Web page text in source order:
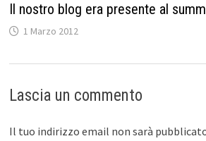
Il nostro blog era presente al
1 Marzo 2012
Lascia un commento
Il tuo indirizzo email non sarà